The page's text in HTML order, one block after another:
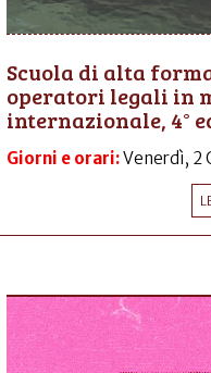
Scuola di alta
operatori legali in
internazionale, 4°
Giorni e orari:Venerdì, 2